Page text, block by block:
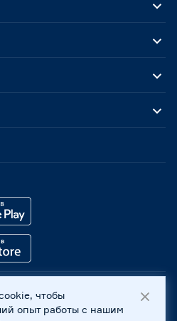
-2026, 236029, г. Калининград,
КПП 390601001 ©
чтобы
опыт работы с нашим